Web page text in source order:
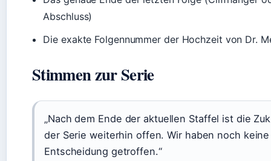
Abschluss)
Die exakte Folgennummer der Hochzeit von Dr.
Stimmen zur Serie
„Nach dem Ende der aktuellen Staffel ist die
der Serie weiterhin offen. Wir haben noch keine
Entscheidung getroffen.“